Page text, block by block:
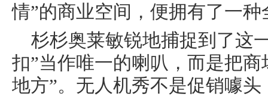
情”的商业空间，便拥有了一
杉杉奥莱敏锐地捕捉到了这
扣”当作唯一的喇叭，而是把
地方”。无人机秀不是促销噱